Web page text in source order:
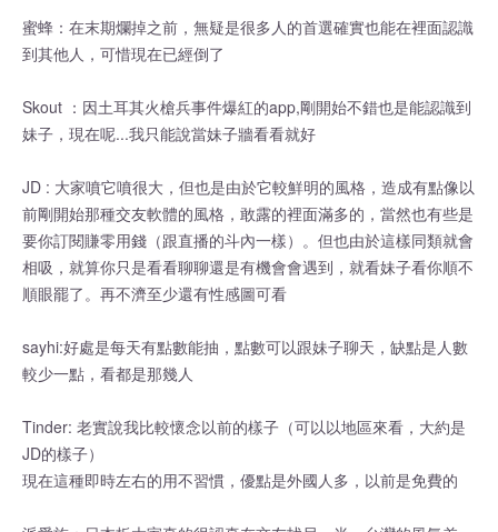
蜜蜂：在末期爛掉之前，無疑是很多人的首選確實也能在裡面認識
到其他人，可惜現在已經倒了
Skout ：因土耳其火槍兵事件爆紅的app,剛開始不錯也是能認識到
妹子，現在呢...我只能說當妹子牆看看就好
JD : 大家噴它噴很大，但也是由於它較鮮明的風格，造成有點像以
前剛開始那種交友軟體的風格，敢露的裡面滿多的，當然也有些是
要你訂閱賺零用錢（跟直播的斗內一樣）。但也由於這樣同類就會
相吸，就算你只是看看聊聊還是有機會會遇到，就看妹子看你順不
順眼罷了。再不濟至少還有性感圖可看
sayhi:好處是每天有點數能抽，點數可以跟妹子聊天，缺點是人數
較少一點，看都是那幾人
Tinder: 老實說我比較懷念以前的樣子（可以以地區來看，大約是
JD的樣子）
現在這種即時左右的用不習慣，優點是外國人多，以前是免費的